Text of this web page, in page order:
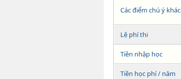
Các điểm chú ý khác
Lệ phí thi
Tiền nhập học
Tiền học phí / năm